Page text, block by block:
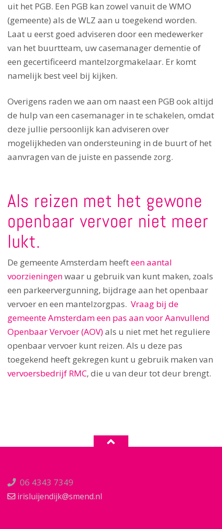
uit het PGB. Een PGB kan zowel vanuit de WMO
(gemeente) als de WLZ aan u toegekend worden.
Laat u eerst goed adviseren door een medewerker
van het buurtteam, uw casemanager dementie of
een gecertificeerd mantelzorgmakelaar. Er komt
namelijk best veel bij kijken.
Overigens raden we aan om naast een PGB ook altijd
de hulp van een casemanager in te schakelen, omdat
deze jullie persoonlijk kan adviseren over
mogelijkheden van ondersteuning in de buurt of het
aanvragen van de juiste en passende zorg.
Als reizen met het gewone
openbaar vervoer niet meer
lukt.
De gemeente Amsterdam heefteen aantal
voorzieningenwaar u gebruik van kunt maken, zoals
een parkeervergunning, bijdrage aan het openbaar
vervoer en een mantelzorgpas. Vraag bij de
gemeente Amsterdam een pas aan voor Aanvullend
Openbaar Vervoer (AOV)als u niet met het reguliere
openbaar vervoer kunt reizen. Als u deze pas
toegekend heeft gekregen kunt u gebruik maken van
vervoersbedrijf RMC, die u van deur tot deur brengt.
06 4343 7349
irisluijendijk@smend.nl